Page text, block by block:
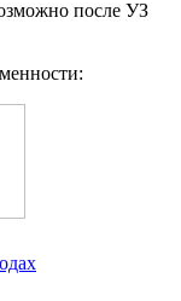
после УЗ